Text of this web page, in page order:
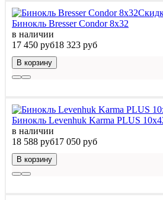
Бинокль Bresser Condor 8x32
в наличии
17 450 руб18 323 руб
В корзину
Бинокль Levenhuk Karma PLUS
в наличии
18 588 руб17 050 руб
В корзину